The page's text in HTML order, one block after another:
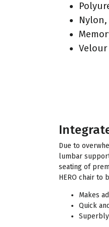
Due to
lumbar
seating of
HERO chair to
Makes
Quick